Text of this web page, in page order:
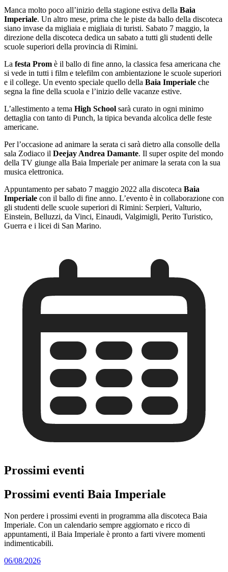
Manca molto poco all’inizio della stagione estiva della Baia
Imperiale. Un altro mese, prima che le piste da ballo della discoteca
siano invase da migliaia e migliaia di turisti. Sabato 7 maggio, la
direzione della discoteca dedica un sabato a tutti gli studenti delle
scuole superiori della provincia di Rimini.
La festa Prom è il ballo di fine anno, la classica fesa americana che
si vede in tutti i film e telefilm con ambientazione le scuole superiori
e il college. Un evento speciale quello della Baia Imperiale che
segna la fine della scuola e l’inizio delle vacanze estive.
L’allestimento a tema High School sarà curato in ogni minimo
dettaglia con tanto di Punch, la tipica bevanda alcolica delle feste
americane.
Per l’occasione ad animare la serata ci sarà dietro alla consolle della
sala Zodiaco il Deejay Andrea Damante. Il super ospite del mondo
della TV giunge alla Baia Imperiale per animare la serata con la sua
musica elettronica.
Appuntamento per sabato 7 maggio 2022 alla discoteca Baia
Imperiale con il ballo di fine anno. L’evento è in collaborazione con
gli studenti delle scuole superiori di Rimini: Serpieri, Valturio,
Einstein, Belluzzi, da Vinci, Einaudi, Valgimigli, Perito Turistico,
Guerra e i licei di San Marino.
Prossimi eventi
Prossimi eventi Baia Imperiale
Non perdere i prossimi eventi in programma alla discoteca Baia
Imperiale. Con un calendario sempre aggiornato e ricco di
appuntamenti, il Baia Imperiale è pronto a farti vivere momenti
indimenticabili.
06/08/2026